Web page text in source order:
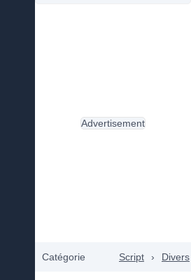
Catégorie Script › Divers
Advertisement